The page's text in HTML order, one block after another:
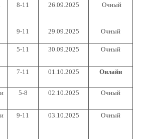
8-11 26.09.2025 Очный
9-11 29.09.2025 Очный
5-11 30.09.2025 Очный
7-11 01.10.2025 Онлайн
5-8 02.10.2025 Очный
9-11 03.10.2025 Очный